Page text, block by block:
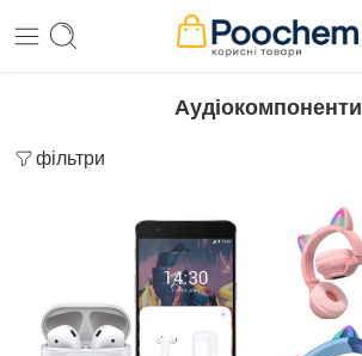
Аудіокомпоненти
фільтри